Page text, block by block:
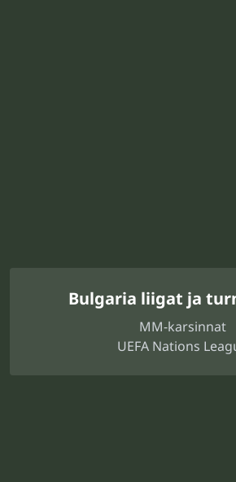
Bulgaria liigat ja
MM-karsinnat
UEFA Nations